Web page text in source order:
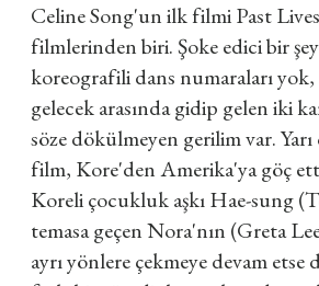
Celine Song'un ilk filmi Past Lives
filmlerinden biri. Şoke edici bir
koreografili dans numaraları yok,
gelecek arasında gidip gelen iki
söze dökülmeyen gerilim var.
film, Kore'den Amerika'ya göç
Koreli çocukluk aşkı Hae-sung
temasa geçen Nora'nın (Greta
ayrı yönlere çekmeye devam etse